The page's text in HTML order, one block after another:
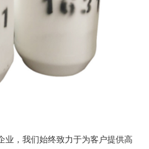
业，我们始终致力于为客户提供高